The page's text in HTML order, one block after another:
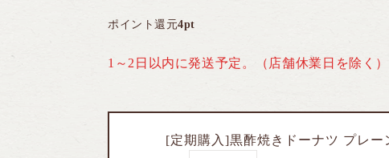
ポイント還元4pt
1～2日以内に発送予定。（店舗休業日を除く）
[定期購入]黒酢焼きドーナツ プレー